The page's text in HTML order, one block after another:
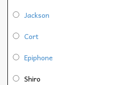
Jackson
Cort
Epiphone
Shiro